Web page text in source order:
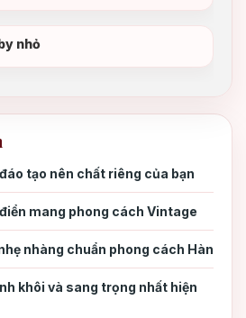
nhỏ
baby giá rẻ và cách tính
baby
1kg hoa baby
tạo nên chất riêng của bạn
mang phong cách Vintage
nhàng chuẩn phong cách Hàn
khôi và sang trọng nhất hiện